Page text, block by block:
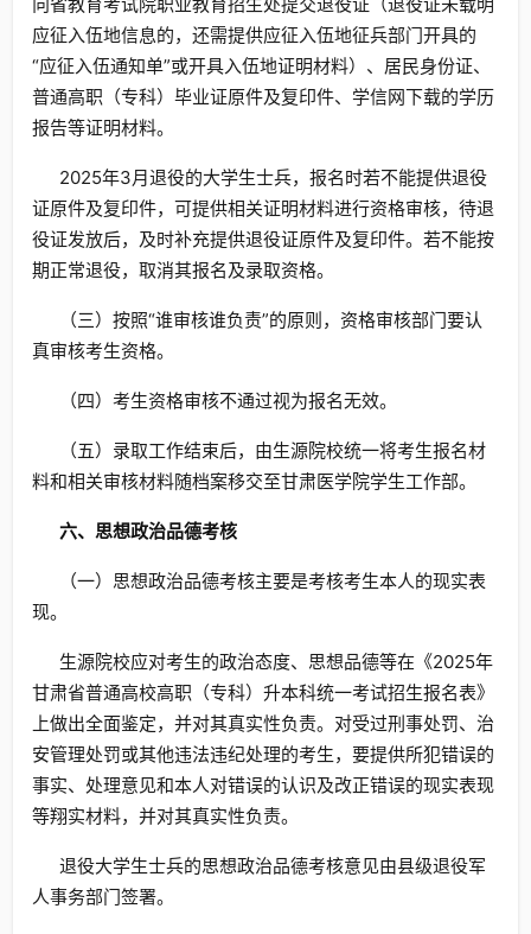
应征入伍地信息的，还需提供应征入伍地征兵部门开具的
“应征入伍通知单”或开具入伍地证明材料）、居民身份证、
普通高职（专科）毕业证原件及复印件、学信网下载的学历
报告等证明材料。
2025年3月退役的大学生士兵，报名时若不能提供退役
证原件及复印件，可提供相关证明材料进行资格审核，待退
役证发放后，及时补充提供退役证原件及复印件。若不能按
期正常退役，取消其报名及录取资格。
（三）按照“谁审核谁负责”的原则，资格审核部门要认
真审核考生资格。
（四）考生资格审核不通过视为报名无效。
（五）录取工作结束后，由生源院校统一将考生报名材
料和相关审核材料随档案移交至甘肃医学院学生工作部。
六、思想政治品德考核
（一）思想政治品德考核主要是考核考生本人的现实表
现。
生源院校应对考生的政治态度、思想品德等在《2025年
甘肃省普通高校高职（专科）升本科统一考试招生报名表》
上做出全面鉴定，并对其真实性负责。对受过刑事处罚、治
安管理处罚或其他违法违纪处理的考生，要提供所犯错误的
事实、处理意见和本人对错误的认识及改正错误的现实表现
等翔实材料，并对其真实性负责。
退役大学生士兵的思想政治品德考核意见由县级退役军
人事务部门签署。